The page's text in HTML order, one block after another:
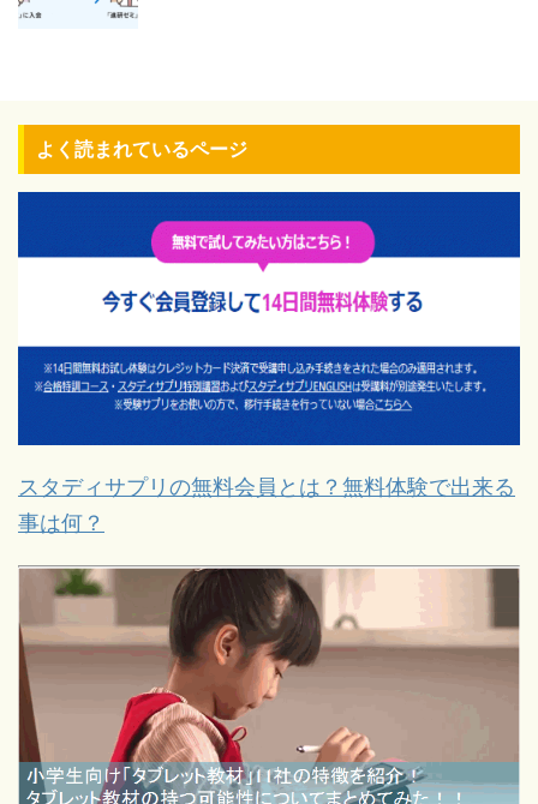
よく読まれているページ
スタディサプリの無料会員とは？無料体験で出来る
事は何？